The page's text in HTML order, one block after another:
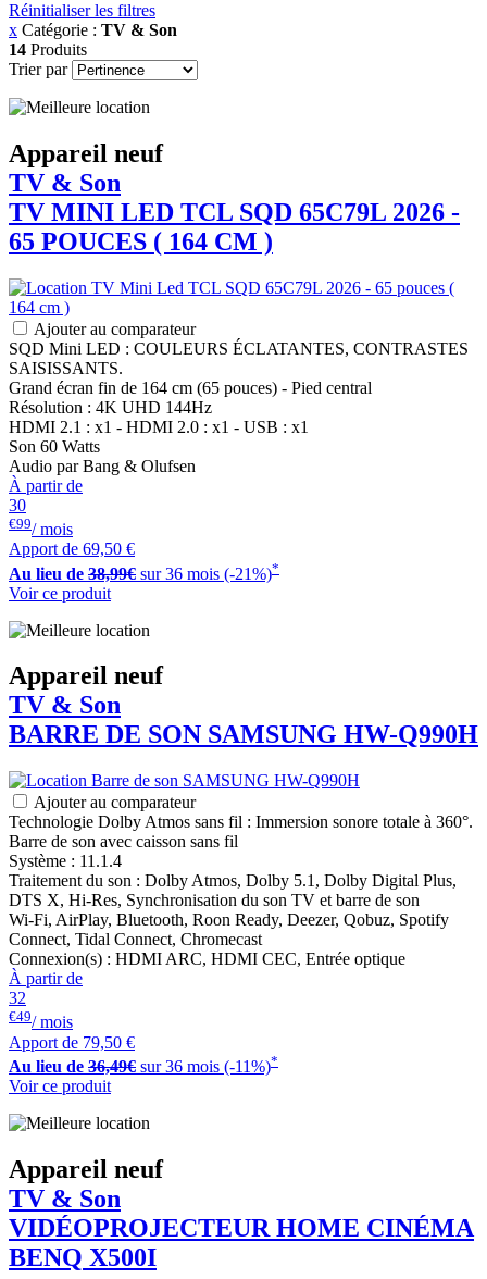
Réinitialiser les filtres
x Catégorie : TV & Son
14 Produits
Trier par
Appareil neuf
TV & Son
TV MINI LED TCL SQD 65C79L 2026 -
65 POUCES ( 164 CM )
Ajouter au comparateur
SQD Mini LED : COULEURS ÉCLATANTES, CONTRASTES
SAISISSANTS.
Grand écran fin de 164 cm (65 pouces) - Pied central
Résolution : 4K UHD 144Hz
HDMI 2.1 : x1 - HDMI 2.0 : x1 - USB : x1
Son 60 Watts
Audio par Bang & Olufsen
À partir de
30
€99/ mois
Apport de 69,50 €
Au lieu de 38,99€ sur 36 mois (-21%)*
Voir ce produit
Appareil neuf
TV & Son
BARRE DE SON SAMSUNG HW-Q990H
Ajouter au comparateur
Technologie Dolby Atmos sans fil : Immersion sonore totale à 360°.
Barre de son avec caisson sans fil
Système : 11.1.4
Traitement du son : Dolby Atmos, Dolby 5.1, Dolby Digital Plus,
DTS X, Hi-Res, Synchronisation du son TV et barre de son
Wi-Fi, AirPlay, Bluetooth, Roon Ready, Deezer, Qobuz, Spotify
Connect, Tidal Connect, Chromecast
Connexion(s) : HDMI ARC, HDMI CEC, Entrée optique
À partir de
32
€49/ mois
Apport de 79,50 €
Au lieu de 36,49€ sur 36 mois (-11%)*
Voir ce produit
Appareil neuf
TV & Son
VIDÉOPROJECTEUR HOME CINÉMA
BENQ X500I